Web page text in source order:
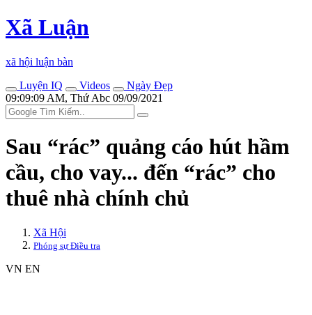
Xã Luận
xã hội luận bàn
Luyện IQ
Videos
Ngày Đẹp
09:09:09 AM, Thứ Abc 09/09/2021
Sau “rác” quảng cáo hút hầm
cầu, cho vay... đến “rác” cho
thuê nhà chính chủ
Xã Hội
Phóng sự Điều tra
VN EN